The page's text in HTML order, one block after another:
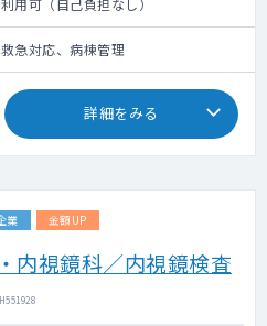
用可（自己負担なし）
急対応、病棟管理
詳細をみる
業 金額UP
内視鏡科／内視鏡検査